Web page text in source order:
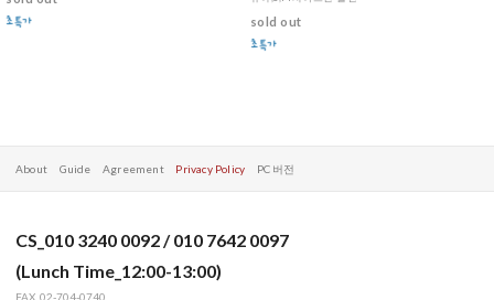
sold out
About Guide Agreement Privacy Policy PC 버전
CS_010 3240 0092 / 010 7642 0097
(Lunch Time_12:00-13:00)
FAX_02-704-0740